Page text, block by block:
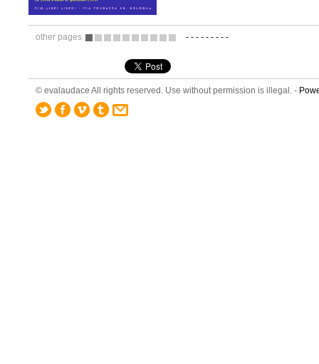
other pages - - - - - - - - -
© evalaudace All rights reserved. Use without permission is illegal. -